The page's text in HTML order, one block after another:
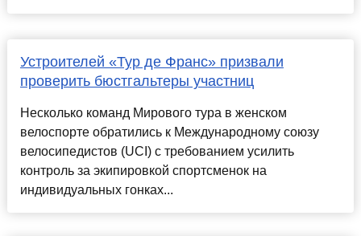
Устроителей «Тур де Франс» призвали
проверить бюстгальтеры участниц
Несколько команд Мирового тура в женском
велоспорте обратились к Международному союзу
велосипедистов (UCI) с требованием усилить
контроль за экипировкой спортсменок на
индивидуальных гонках...